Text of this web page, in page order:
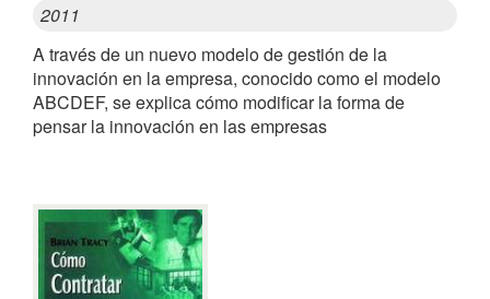
2011
A través de un nuevo modelo de gestión de la
innovación en la empresa, conocido como el modelo
ABCDEF, se explica cómo modificar la forma de
pensar la innovación en las empresas